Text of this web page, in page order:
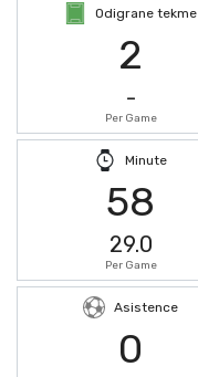
Odigrane tekme
2
-
Per Game
Minute
58
29.0
Per Game
Asistence
0